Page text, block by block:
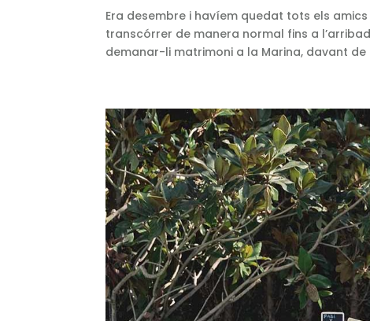
Era desembre i havíem quedat tots els
transcórrer de manera normal fins a
demanar-li matrimoni a la Marina, davant